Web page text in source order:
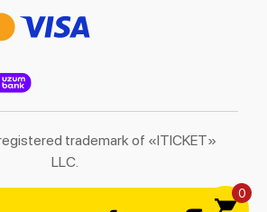
0
trademark of «ITICKET»
LLC.